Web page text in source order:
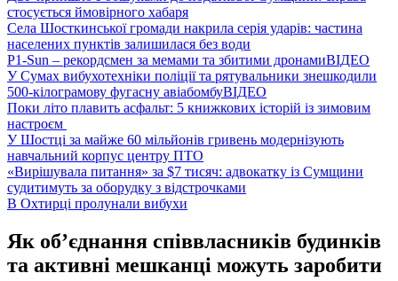
стосується ймовірного хабаря
Села Шосткинської громади накрила серія ударів: частина
населених пунктів залишилася без води
P1-Sun – рекордсмен за мемами та збитими дронамиВІДЕО
У Сумах вибухотехніки поліції та рятувальники знешкодили
500-кілограмову фугасну авіабомбуВІДЕО
Поки літо плавить асфальт: 5 книжкових історій із зимовим
настроєм
У Шостці за майже 60 мільйонів гривень модернізують
навчальний корпус центру ПТО
«Вирішувала питання» за $7 тисяч: адвокатку із Сумщини
судитимуть за оборудку з відстрочками
В Охтирці пролунали вибухи
Як об’єднання співвласників будинків
та активні мешканці можуть заробити